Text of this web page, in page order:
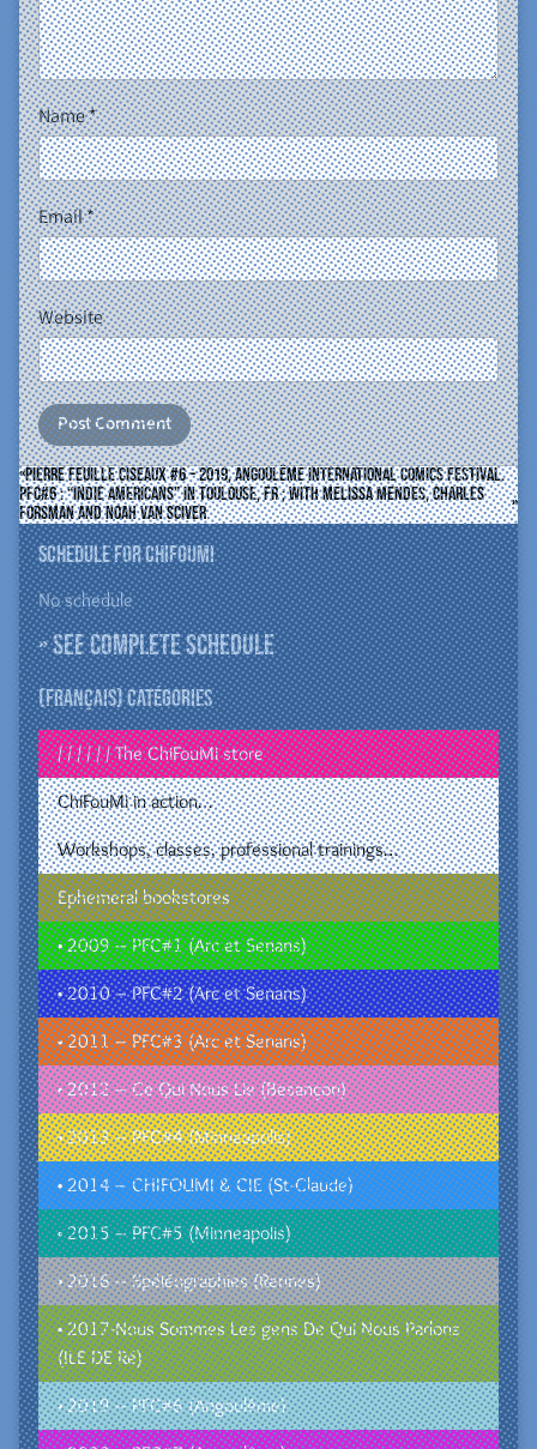
Name*
Email*
Website
Pierre Feuille Ciseaux #6 – 2019, Angoulême International Comics Festival.
PFC#6 : “Indie Americans” in Toulouse, FR ; with Melissa Mendes, Charles
Forsman and Noah Van Sciver
Schedule for ChiFouMi
No schedule
» See complete schedule
(Français) Catégories
/ / / / / / The ChiFouMi store
ChiFouMi in action…
Workshops, classes, professional trainings…
Ephemeral bookstores
• 2009 – PFC#1 (Arc et Senans)
• 2010 – PFC#2 (Arc et Senans)
• 2011 – PFC#3 (Arc et Senans)
• 2012 – Ce Qui Nous Lie (Besançon)
• 2013 – PFC#4 (Minneapolis)
• 2014 – CHIFOUMI & CIE (St-Claude)
• 2015 – PFC#5 (Minneapolis)
• 2016 – Spéléographies (Rennes)
• 2017-Nous Sommes Les gens De Qui Nous Parlons
(ILE DE Ré)
• 2019 – PFC#6 (Angoulême)